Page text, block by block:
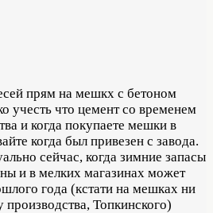
прям на мешкх с бетоном
учесть что цемент со временем
и когда покупаете мешки в
когда был привезен с завода.
сейчас, когда зимние запасы
и в мелких магазинах может
года (кстати на мешках ни
производства, Топкинского)